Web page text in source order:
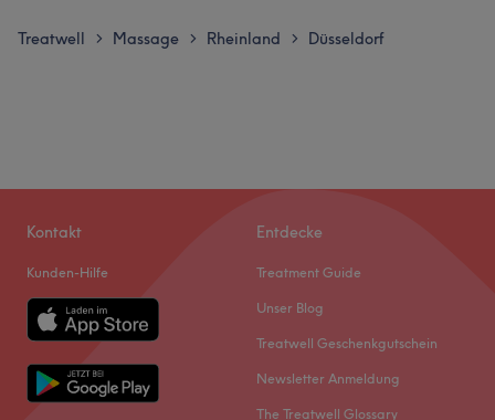
Treatwell > Massage > Rheinland > Düsseldorf
Kontakt
Kunden-Hilfe
Entdecke
Treatment Guide
Unser Blog
Treatwell Geschenkgutschein
Newsletter Anmeldung
The Treatwell Glossary